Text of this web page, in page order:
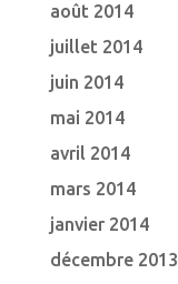
août 2014
juillet 2014
juin 2014
mai 2014
avril 2014
mars 2014
janvier 2014
décembre 2013